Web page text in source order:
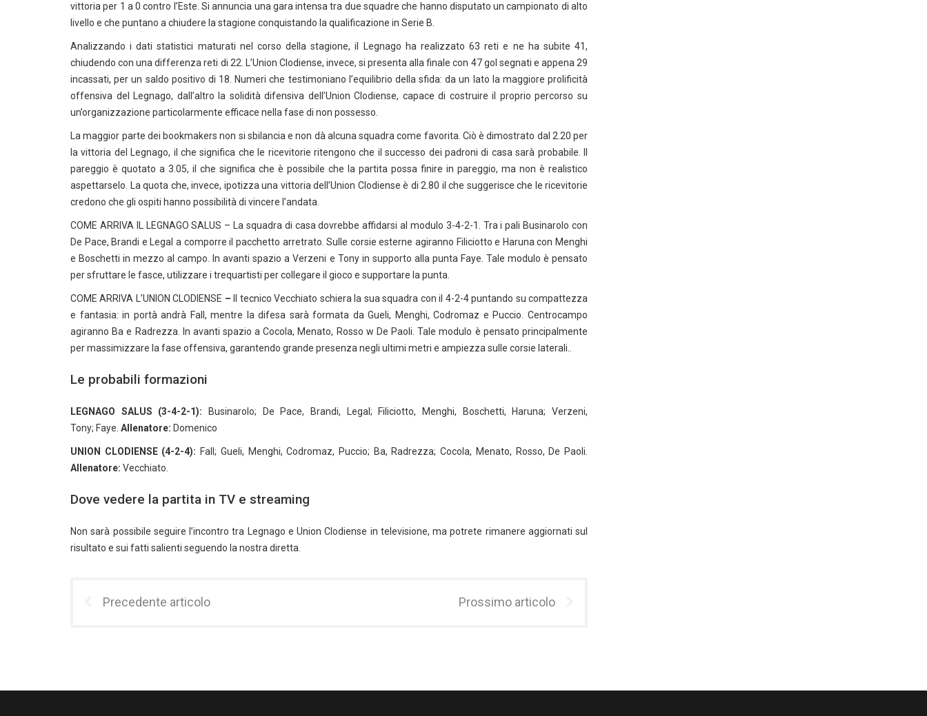
vittoria per 1 a 0 contro l’Este. Si annuncia una gara intensa tra due squadre che hanno disputato un campionato di alto
livello e che puntano a chiudere la stagione conquistando la qualificazione in Serie B.
Analizzando i dati statistici maturati nel corso della stagione, il Legnago ha realizzato 63 reti e ne ha subite 41,
chiudendo con una differenza reti di 22. L’Union Clodiense, invece, si presenta alla finale con 47 gol segnati e appena 29
incassati, per un saldo positivo di 18. Numeri che testimoniano l’equilibrio della sfida: da un lato la maggiore prolificità
offensiva del Legnago, dall’altro la solidità difensiva dell’Union Clodiense, capace di costruire il proprio percorso su
un’organizzazione particolarmente efficace nella fase di non possesso.
La maggior parte dei bookmakers non si sbilancia e non dà alcuna squadra come favorita. Ciò è dimostrato dal 2.20 per
la vittoria del Legnago, il che significa che le ricevitorie ritengono che il successo dei padroni di casa sarà probabile. Il
pareggio è quotato a 3.05, il che significa che è possibile che la partita possa finire in pareggio, ma non è realistico
aspettarselo. La quota che, invece, ipotizza una vittoria dell’Union Clodiense è di 2.80 il che suggerisce che le ricevitorie
credono che gli ospiti hanno possibilità di vincere l’andata.
COME ARRIVA IL LEGNAGO SALUS – La squadra di casa dovrebbe affidarsi al modulo 3-4-2-1. Tra i pali Businarolo con
De Pace, Brandi e Legal a comporre il pacchetto arretrato. Sulle corsie esterne agiranno Filiciotto e Haruna con Menghi
e Boschetti in mezzo al campo. In avanti spazio a Verzeni e Tony in supporto alla punta Faye. Tale modulo è pensato
per sfruttare le fasce, utilizzare i trequartisti per collegare il gioco e supportare la punta.
COME ARRIVA L’UNION CLODIENSE –
Il tecnico Vecchiato schiera la sua squadra con il 4-2-4 puntando su compattezza
e fantasia: in portà andrà Fall, mentre la difesa sarà formata da Gueli, Menghi, Codromaz e Puccio. Centrocampo
agiranno Ba e Radrezza. In avanti spazio a Cocola, Menato, Rosso w De Paoli. Tale modulo è pensato principalmente
per massimizzare la fase offensiva, garantendo grande presenza negli ultimi metri e ampiezza sulle corsie laterali..
Le probabili formazioni
LEGNAGO SALUS (3-4-2-1):
Businarolo; De Pace, Brandi, Legal; Filiciotto, Menghi, Boschetti, Haruna; Verzeni,
Tony; Faye. Allenatore: Domenico
UNION CLODIENSE (4-2-4): Fall; Gueli, Menghi, Codromaz, Puccio; Ba, Radrezza; Cocola, Menato, Rosso, De Paoli.
Allenatore: Vecchiato.
Dove vedere la partita in TV e streaming
Non sarà possibile seguire l’incontro tra Legnago e Union Clodiense in televisione, ma potrete rimanere aggiornati sul
risultato e sui fatti salienti seguendo la nostra diretta.
Precedente articolo Prossimo articolo